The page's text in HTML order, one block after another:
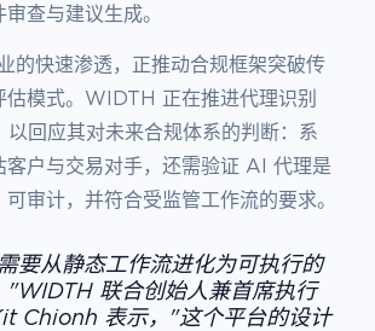
查与建议生成。
的快速渗透，正推动合规框架突破传
估模式。WIDTH 正在推进代理识别
以回应其对未来合规体系的判断：系
客户与交易对手，还需验证 AI 代理是
审计，并符合受监管工作流的要求。
要从静态工作流进化为可执行的
"WIDTH 联合创始人兼首席执行
Chionh 表示，"这个平台的设计